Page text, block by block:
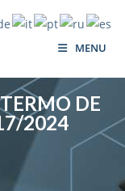
MENU
DE
2024